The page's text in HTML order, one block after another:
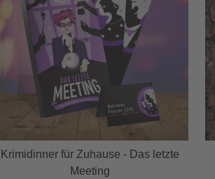
Krimidinner für Zuhause - Das letzte
Meeting